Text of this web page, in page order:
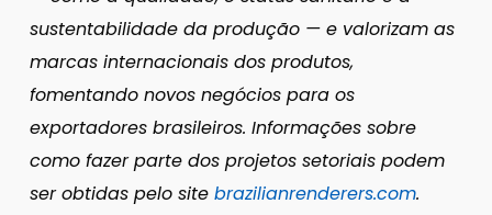
sustentabilidade da produção — e valorizam as
marcas internacionais dos produtos,
fomentando novos negócios para os
exportadores brasileiros. Informações sobre
como fazer parte dos projetos setoriais podem
ser obtidas pelo site brazilianrenderers.com.